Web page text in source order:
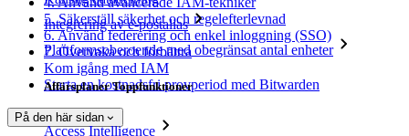
Integrering av e-postalias
Plattformsoberoende med obegränsat antal enheter
Affärsplaner Toppfunktioner
Access Intelligence
5. Säkerställ säkerhet och regelefterlevnad
6. Använd federering och enkel inloggning (SSO)
7. Övervaka och förbättra
Kom igång med IAM
Starta en kostnadsfri provperiod med Bitwarden
På den här sidan